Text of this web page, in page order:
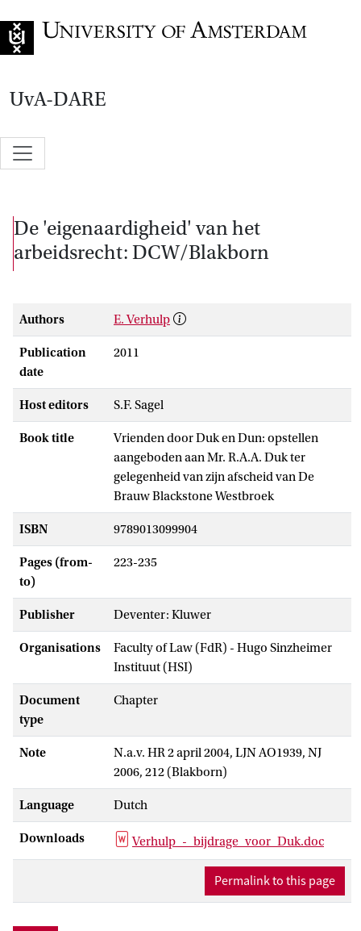
UvA-DARE
De 'eigenaardigheid' van het
arbeidsrecht: DCW/Blakborn
Authors E. Verhulp
Publication
date
2011
Host editors S.F. Sagel
Book title
Vrienden door Duk en Dun: opstellen
aangeboden aan Mr. R.A.A. Duk ter
gelegenheid van zijn afscheid van De
Brauw Blackstone Westbroek
ISBN 9789013099904
Pages (from-
to)
223-235
Publisher Deventer: Kluwer
Organisations
Faculty of Law (FdR) - Hugo Sinzheimer
Instituut (HSI)
Document
type
Chapter
Note
N.a.v. HR 2 april 2004, LJN AO1939, NJ
2006, 212 (Blakborn)
Language Dutch
Downloads Verhulp_-_bijdrage_voor_Duk.doc
Permalink to this page